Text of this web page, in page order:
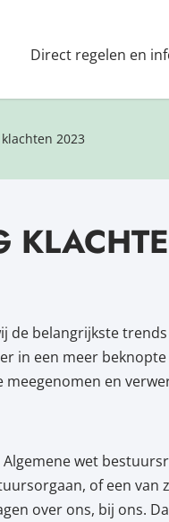
Direct regelen en
2023
de belangrijkste
in een meer
en
wet
of een van
over ons, bij ons.